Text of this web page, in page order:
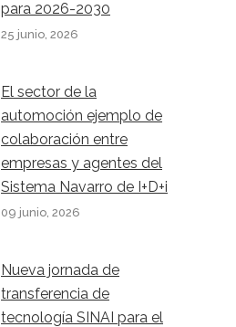
para 2026-2030
25 junio, 2026
El sector de la
automoción ejemplo de
colaboración entre
empresas y agentes del
Sistema Navarro de I+D+i
09 junio, 2026
Nueva jornada de
transferencia de
tecnología SINAI para el